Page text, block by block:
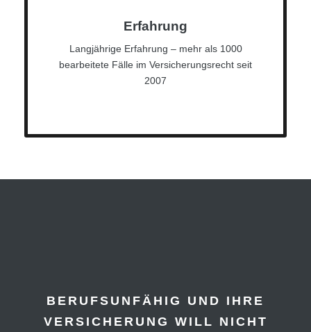
Erfahrung
Langjährige Erfahrung – mehr als 1000
bearbeitete Fälle im Versicherungsrecht seit
2007
BERUFSUNFÄHIG UND IHRE
VERSICHERUNG WILL NICHT